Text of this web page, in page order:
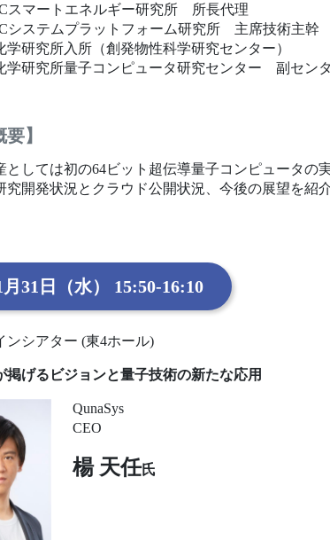
スマートエネルギー研究所 所長代理
システムプラットフォーム研究所 主席技術主幹
学研究所入所（創発物性科学研究センター）
学研究所量子コンピュータ研究センター 副セン
要】
としては初の64ビット超伝導量子コンピュータ
究開発状況とクラウド公開状況、今後の展望を紹介
月31日（水） 15:50-16:10
ンシアター (東4ホール)
掲げるビジョンと量子技術の新たな応用
QunaSys
CEO
楊 天任氏